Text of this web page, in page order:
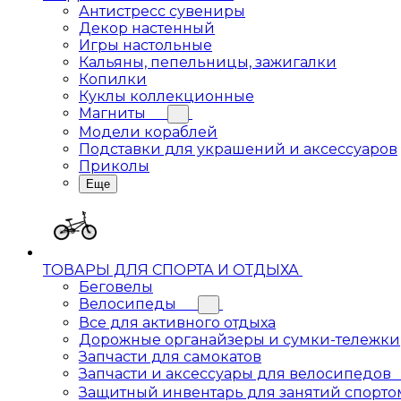
Антистресс сувениры
Декор настенный
Игры настольные
Кальяны, пепельницы, зажигалки
Копилки
Куклы коллекционные
Магниты
Модели кораблей
Подставки для украшений и аксессуаров
Приколы
Еще
ТОВАРЫ ДЛЯ СПОРТА И ОТДЫХА
Беговелы
Велосипеды
Все для активного отдыха
Дорожные органайзеры и сумки-тележки
Запчасти для самокатов
Запчасти и аксессуары для велосипедов
Защитный инвентарь для занятий